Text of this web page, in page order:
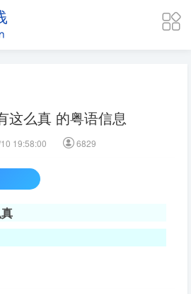
这么真 的粤语信息
19:58:00 6829